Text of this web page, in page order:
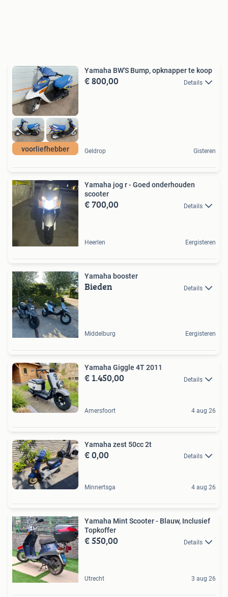
voorliefhebber
Yamaha BW'S Bump, opknapper te koop
€ 800,00 Details
Geldrop Gisteren
Yamaha jog r - Goed onderhouden
scooter
€ 700,00 Details
Heerlen Eergisteren
Yamaha booster
Bieden Details
Middelburg Eergisteren
Yamaha Giggle 4T 2011
€ 1.450,00 Details
Amersfoort 4 aug 26
Yamaha zest 50cc 2t
€ 0,00 Details
Minnertsga 4 aug 26
Yamaha Mint Scooter - Blauw, Inclusief
Topkoffer
€ 550,00 Details
Utrecht 3 aug 26